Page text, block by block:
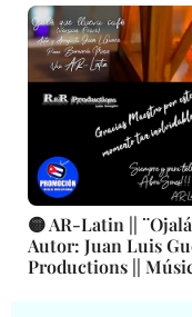
🟡 AR-Latin ||
Autor: Juan Luis
Productions ||